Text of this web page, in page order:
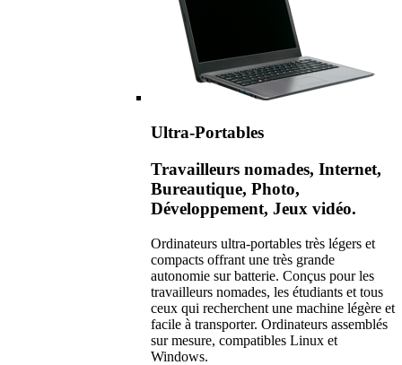
Ultra-Portables
Travailleurs nomades, Internet,
Bureautique, Photo,
Développement, Jeux vidéo.
Ordinateurs ultra-portables très légers et
compacts offrant une très grande
autonomie sur batterie. Conçus pour les
travailleurs nomades, les étudiants et tous
ceux qui recherchent une machine légère et
facile à transporter. Ordinateurs assemblés
sur mesure, compatibles Linux et
Windows.